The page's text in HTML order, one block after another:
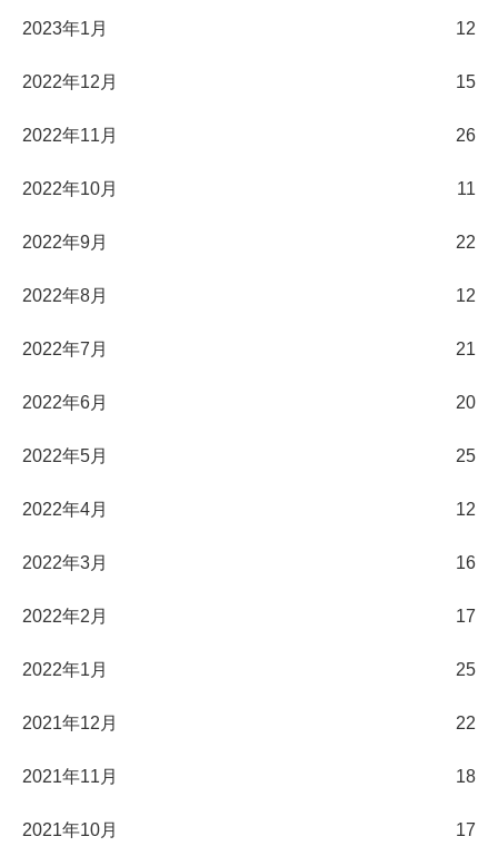
2023年1月 12
2022年12月 15
2022年11月 26
2022年10月 11
2022年9月 22
2022年8月 12
2022年7月 21
2022年6月 20
2022年5月 25
2022年4月 12
2022年3月 16
2022年2月 17
2022年1月 25
2021年12月 22
2021年11月 18
2021年10月 17